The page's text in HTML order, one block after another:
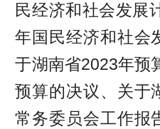
民经济和社会发展
年国民经济和社会
于湖南省2023年预
预算的决议、关于
常务委员会工作报